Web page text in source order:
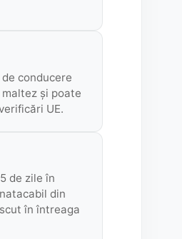
conducere
și poate
UE.
de zile în
din
în întreaga